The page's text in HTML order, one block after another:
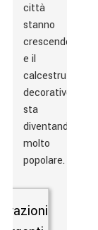
città
stanno
crescendo
e il
calcestruzzo
decorativo
sta
diventando
molto
popolare.